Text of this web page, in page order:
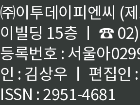
㈜이투데이피엔씨 (
이빌딩 15층 ㅣ ☎
등록번호 : 서울아
인 : 김상우 ㅣ 편집인
ISSN : 2951-4681